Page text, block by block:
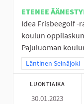
ETENEE
Idea Frisbeegolf -
koulun
Pajuluoman
Rajaa tulokset
Läntinen Seinäjoki
LUONTIAIKA
30.01.2023